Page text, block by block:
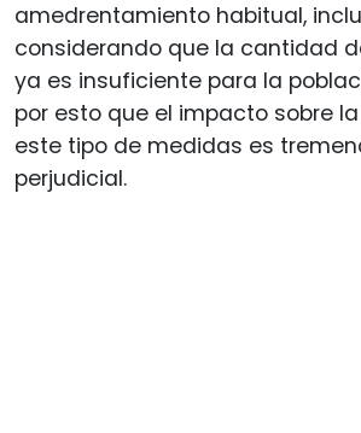
amedrentamiento habitual,
considerando que la cantidad
ya es insuficiente para la
por esto que el impacto sobre
este tipo de medidas es
perjudicial.